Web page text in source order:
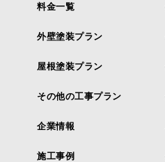
料金一覧
外壁塗装プラン
屋根塗装プラン
その他の工事プラン
企業情報
施工事例